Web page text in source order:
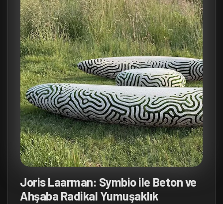
Joris Laarman: Symbio ile Beton ve
Ahşaba Radikal Yumuşaklık